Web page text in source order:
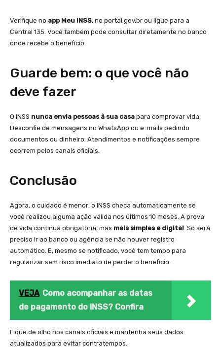
Verifique no app Meu INSS, no portal gov.br ou ligue para a
Central 135. Você também pode consultar diretamente no banco
onde recebe o benefício.
Guarde bem: o que você não
deve fazer
O INSS nunca envia pessoas à sua casa para comprovar vida.
Desconfie de mensagens no WhatsApp ou e-mails pedindo
documentos ou dinheiro. Atendimentos e notificações sempre
ocorrem pelos canais oficiais.
Conclusão
Agora, o cuidado é menor: o INSS checa automaticamente se
você realizou alguma ação válida nos últimos 10 meses. A prova
de vida continua obrigatória, mas mais simples e digital. Só será
preciso ir ao banco ou agência se não houver registro
automático. E, mesmo se notificado, você tem tempo para
regularizar sem risco imediato de perder o benefício.
VEJA Como acompanhar as datas
de pagamento do INSS? Confira
Fique de olho nos canais oficiais e mantenha seus dados
atualizados para evitar contratempos.